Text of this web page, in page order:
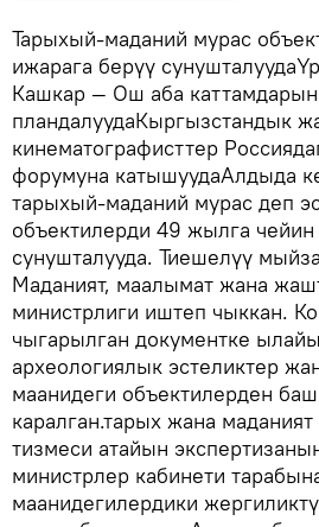
Тарыхый-маданий мурас
ижарага берүү
Кашкар — Ош аба каттамдарын
пландалуудаКыргызстандык
кинематографисттер
форумуна катышуудаАлдыда
тарыхый-маданий мурас деп
объектилерди 49 жылга
сунушталууда. Тиешелүү
Маданият, маалымат жана
министрлиги иштеп чыккан.
чыгарылган документке
археологиялык эстеликтер
маанидеги объектилерден
каралган.тарых жана
тизмеси атайын
министрлер кабинети
маанидегилердики